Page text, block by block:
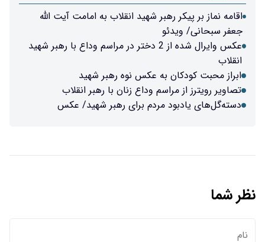
اقامه نماز بر پیکر رهبر شهید انقلاب به امامت آیت الله
جعفر سبحانی/ ویدئو
عکس وایرال شده از 2 دختر در مراسم وداع با رهبر شهید
انقلاب
ابراز محبت کودکان به عکس نوه‌ رهبر شهید
تصاویر رویترز از مراسم وداع زنان با رهبر انقلاب
دسته‌گل‌های یادبود مردم برای رهبر شهید/ عکس
نظر شما